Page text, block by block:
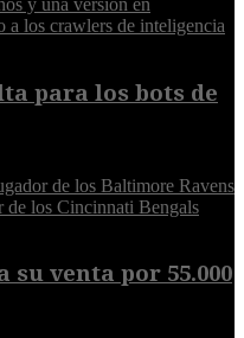
para los bots de
venta por 55.000